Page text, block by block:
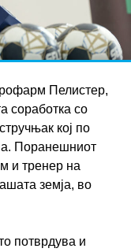
Пелистер,
соработка со
кој по
Поранешниот
и тренер на
земја, во
потврдува и